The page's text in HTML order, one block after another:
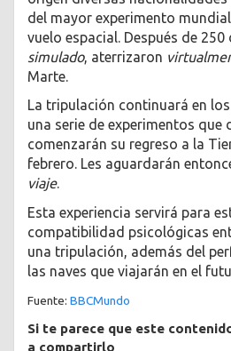
del mayor experimento
vuelo espacial. Después de 250
simulado, aterrizaron
Marte.
La tripulación continuará en
una serie de experimentos que
comenzarán su regreso a la
febrero. Les aguardarán
viaje.
Esta experiencia servirá para
compatibilidad psicológicas
una tripulación, además del
las naves que viajarán en el
Fuente: BBCMundo
Si te parece que este
a compartirlo